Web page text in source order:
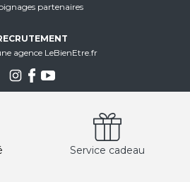
partenaires
agence LeBienEtre.fr
Service cadeau